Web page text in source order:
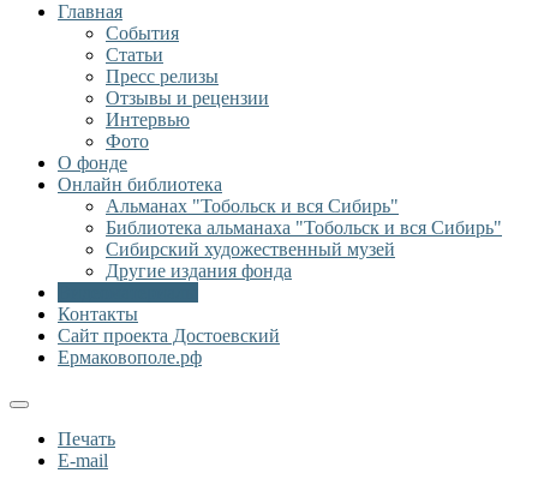
Главная
События
Статьи
Пресс релизы
Отзывы и рецензии
Интервью
Фото
О фонде
Онлайн библиотека
Альманах "Тобольск и вся Сибирь"
Библиотека альманаха "Тобольск и вся Сибирь"
Сибирский художественный музей
Другие издания фонда
Контакты
Сайт проекта Достоевский
Ермаковополе.рф
Печать
E-mail